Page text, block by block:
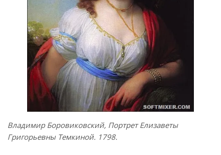
Владимир Боровиковский, Портрет Елизаветы
Григорьевны Темкиной. 1798.